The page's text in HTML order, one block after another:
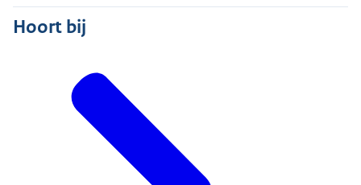
Hoort bij